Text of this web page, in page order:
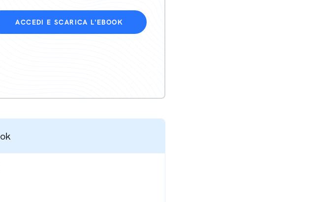
ACCEDI E SCARICA L'EBOOK